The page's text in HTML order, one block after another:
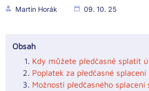
Martin Horák 09. 10. 25
Obsah
Kdy můžete předčasně splatit
Poplatek za předčasné splacení
Možnosti předčasného splacení